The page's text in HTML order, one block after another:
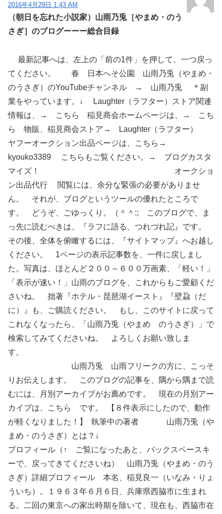
2016年4月29日 1:43 AM
（朝日を忘れた小説家）山雨乃兎［やまめ・のう
さぎ］のブログーーー総合目録
最新記事へは、左上の「前の1件」を押して、一つ戻っ
てください。 春 日本へそ公園 山雨乃兎（やまめ・
のうさぎ）のYouTubeチャンネル → 山雨乃兎 ＊副
業をやっています。↓ Laughter（ラフター）ストア関連
情報は、→ こちら 稲見商会ホームページは、→ こち
ら 物販、稲見商会ストア→ Laughter（ラフター）
ヤフーオークション出品ページは、こちら→
kyouko3389 こちらもご覧ください。→ ブログカスタ
マイズ！ オークショ
ン出品代行 閲覧には、余分な緊張の必要がありませ
ん。 それが、ブログというツールの優れたところで
す。 どうぞ、ごゆっくり。（＾＾:; このブログで、ま
っ先に読むべきは、『ラフに語る、つれづれ記』です。
その後、全体を俯瞰するには、『サイトマップ』へお越し
ください。 1ページの表示記事数を、一件に戻しまし
た。写真は、ほとんど２００～６００万画素、「軽い！」
「表示が速い！」山雨のブログを、これからもご愛顧くだ
さいね。 拙著『ホテル・琵琶湖イースト』『壁蝨（だ
に）』も、ご購読ください。 もし、このサイトに戻って
これなくなったら、「山雨乃兎（やまめ のうさぎ）」で
検索してみてくださいね。 よろしくお願い致しま
す。
山雨乃兎 山雨フリークの方に、こっそ
りお伝えします。 このブログの記事を、隅から隅まで読
むには、月別アーカイブがお薦めです。 現在の月別アー
カイブは、こちら です。 【８件表示にしたので、動作
が軽くなりました！】 執筆中の著者 山雨乃兎（や
まめ・のうさぎ）とは？↓
プロフィール（↑ ご覧になったあと、バックスペースキ
ーで、戻ってきてくださいね） 山雨乃兎（やまめ・のう
さぎ）詳細プロフィール 本名、稲見良一（いなみ・りょ
ういち）。１９６３年６月６日、兵庫県西脇市に生まれ
る。二回の東京への家出時期を除いて、現在も、西脇市在